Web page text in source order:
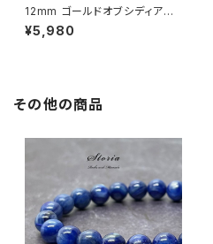
12mm ゴールドオブシディアン
（黒曜石）ブレスレット
¥5,980
その他の商品